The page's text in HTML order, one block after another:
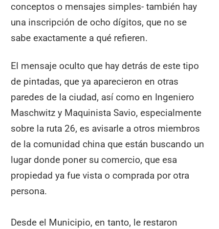
conceptos o mensajes simples- también hay
una inscripción de ocho dígitos, que no se
sabe exactamente a qué refieren.
El mensaje oculto que hay detrás de este tipo
de pintadas, que ya aparecieron en otras
paredes de la ciudad, así como en Ingeniero
Maschwitz y Maquinista Savio, especialmente
sobre la ruta 26, es avisarle a otros miembros
de la comunidad china que están buscando un
lugar donde poner su comercio, que esa
propiedad ya fue vista o comprada por otra
persona.
Desde el Municipio, en tanto, le restaron